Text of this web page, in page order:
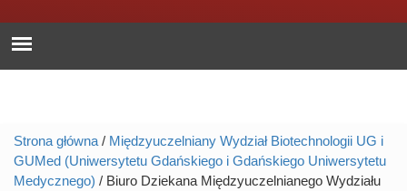
wyszukiwania
Jesteś tutaj
Strona główna / Międzyuczelniany Wydział Biotechnologii UG i
GUMed (Uniwersytetu Gdańskiego i Gdańskiego Uniwersytetu
Medycznego) / Biuro Dziekana Międzyuczelnianego Wydziału